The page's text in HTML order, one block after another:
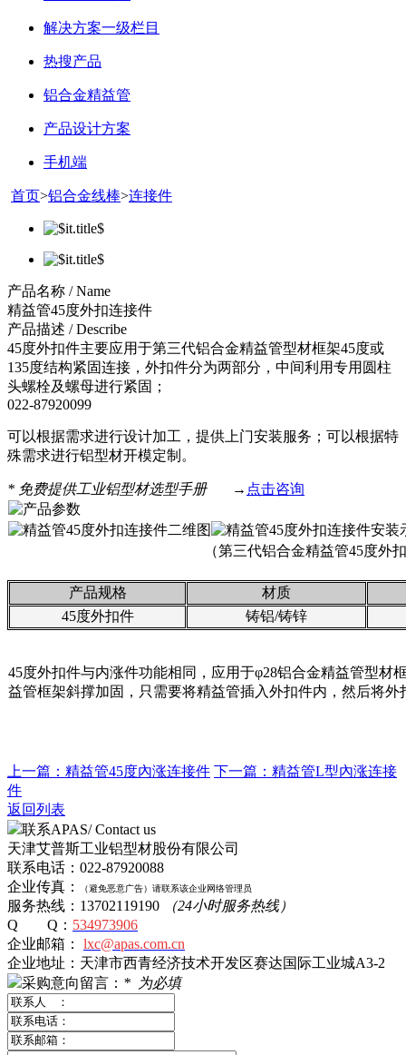
解决方案一级栏目
热搜产品
铝合金精益管
产品设计方案
手机端
首页>铝合金线棒>连接件
产品名称 / Name
精益管45度外扣连接件
产品描述 / Describe
45度外扣件主要应用于第三代铝合金精益管型材框架45度或
135度结构紧固连接，外扣件分为两部分，中间利用专用圆柱
头螺栓及螺母进行紧固；
022-87920099
可以根据需求进行设计加工，提供上门安装服务；可以根据特
殊需求进行铝型材开模定制。
* 免费提供工业铝型材选型手册 → 点击咨询
（第三代铝合金精益管45度外
产品规格
材质
45度外扣件
铸铝/铸锌
45度外扣件与内涨件功能相同，应用于φ28铝合金精益管型材
益管框架斜撑加固，只需要将精益管插入外扣件内，然后将
上一篇：精益管45度內涨连接件 下一篇：精益管L型內涨连接
件
返回列表
联系APAS/ Contact us
天津艾普斯工业铝型材股份有限公司
联系电话：022-87920088
企业传真：
（避免恶意广告） 请联系该企业网络管理员
服务热线：13702119190
（24小时服务热线）
Q Q： 534973906
企业邮箱： lxc@apas.com.cn
企业地址：天津市西青经济技术开发区赛达国际工业城A3-2
采购意向留言： * 为必填